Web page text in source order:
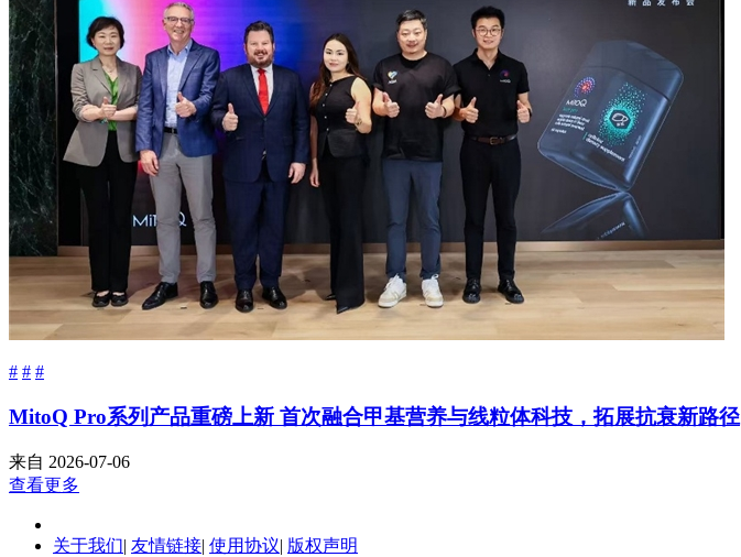
# # #
MitoQ Pro系列产品重磅上新 首次融合甲基营养与线粒体科技，拓展抗衰新路径
来自 2026-07-06
查看更多
关于我们 友情链接 使用协议 版权声明